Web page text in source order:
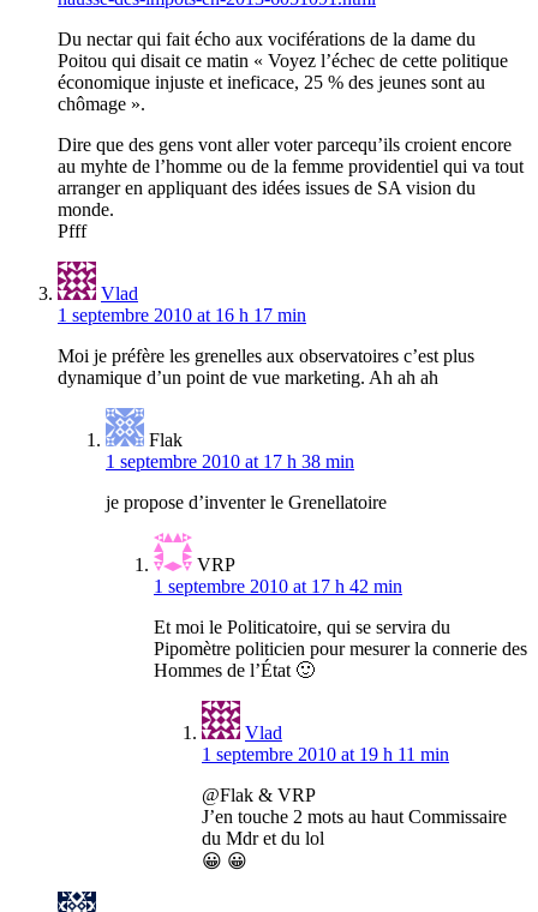
Du nectar qui fait écho aux vociférations de la dame du
Poitou qui disait ce matin « Voyez l’échec de cette politique
économique injuste et ineficace, 25 % des jeunes sont au
chômage ».
Dire que des gens vont aller voter parcequ’ils croient encore
au myhte de l’homme ou de la femme providentiel qui va tout
arranger en appliquant des idées issues de SA vision du
monde.
Pfff
Vlad
1 septembre 2010 at 16 h 17 min
Moi je préfère les grenelles aux observatoires c’est plus
dynamique d’un point de vue marketing. Ah ah ah
Flak
1 septembre 2010 at 17 h 38 min
je propose d’inventer le Grenellatoire
VRP
1 septembre 2010 at 17 h 42 min
Et moi le Politicatoire, qui se servira du
Pipomètre politicien pour mesurer la connerie des
Hommes de l’État 🙂
Vlad
1 septembre 2010 at 19 h 11 min
@Flak & VRP
J’en touche 2 mots au haut Commissaire
du Mdr et du lol
😀 😀